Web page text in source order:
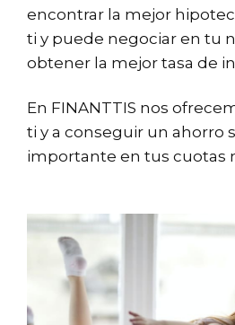
encontrar la mejor
ti y puede negociar en tu
obtener la mejor tasa de
En FINANTTIS nos
ti y a conseguir un ahorro
importante en tus cuotas